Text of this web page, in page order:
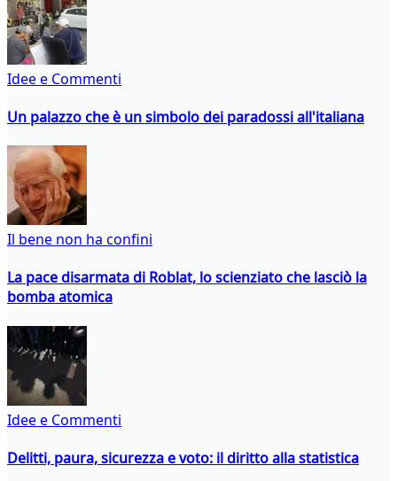
Idee e Commenti
Un palazzo che è un simbolo dei paradossi all'italiana
Il bene non ha confini
La pace disarmata di Roblat, lo scienziato che lasciò la
bomba atomica
Idee e Commenti
Delitti, paura, sicurezza e voto: il diritto alla statistica